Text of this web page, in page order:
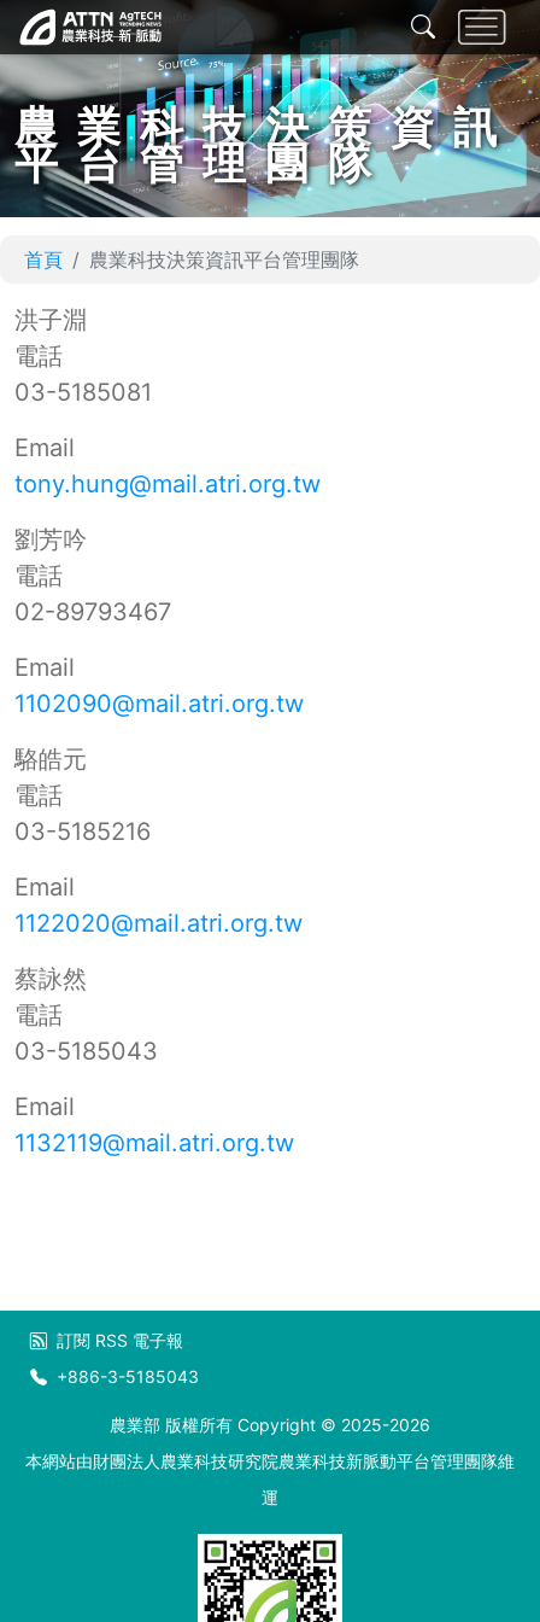
農業科技決策資訊
平台管理團隊
首頁 農業科技決策資訊平台管理團隊
洪子淵
電話
03-5185081
Email
tony.hung@mail.atri.org.tw
劉芳吟
電話
02-89793467
Email
1102090@mail.atri.org.tw
駱皓元
電話
03-5185216
Email
1122020@mail.atri.org.tw
蔡詠然
電話
03-5185043
Email
1132119@mail.atri.org.tw
訂閱 RSS 電子報
+886-3-5185043
農業部 版權所有 Copyright © 2025-2026
本網站由財團法人農業科技研究院農業科技新脈動平台管理團隊維
運